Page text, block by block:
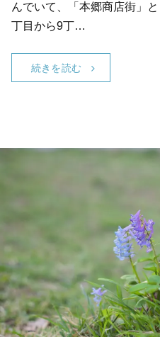
んでいて、「本郷商店街」
丁目から9丁…
続きを読む